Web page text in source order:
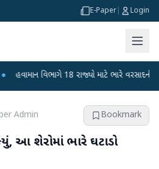
E-Paper Login
વિભાગે 18 રાજ્યો માટે ભારે વરસાદની ચેતવણી
Admin Bookmark
આ શેરોમાં ભારે ઘટાડો